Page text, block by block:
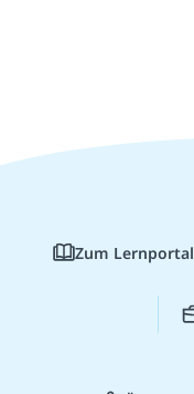
Zum Lernportal